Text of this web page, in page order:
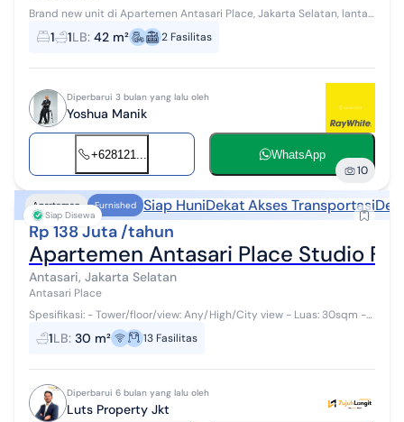
Brand new unit di Apartemen Antasari Place, Jakarta Selatan, lantai
7, City View with mountain backdrop Luas bangunan : 42 m2
Bedroom : 1 Bathroo...
1 1LB: 42 m² 2 Fasilitas
Diperbarui 3 bulan yang lalu oleh
Yoshua Manik
+628121... WhatsApp
10
Siap Disewa
Apartemen Furnished Siap HuniDekat Akses Transportasi
Rp 138 Juta /tahun
Apartemen Antasari Place Studio
Antasari, Jakarta Selatan
Antasari Place
Spesifikasi: - Tower/floor/view: Any/High/City view - Luas: 30sqm -
Bedroom: Studio - Bathroom: 1 - Condition: Full Furnished Minimum
Rent 6-12 Mo...
1LB: 30 m² 13 Fasilitas
Diperbarui 6 bulan yang lalu oleh
Luts Property Jkt